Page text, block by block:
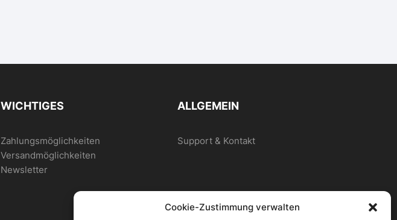
Cookie-Zustimmung verwalten
WICHTIGES
Zahlungsmöglichkeiten
Versandmöglichkeiten
Newsletter
ALLGEMEIN
Support & Kontakt